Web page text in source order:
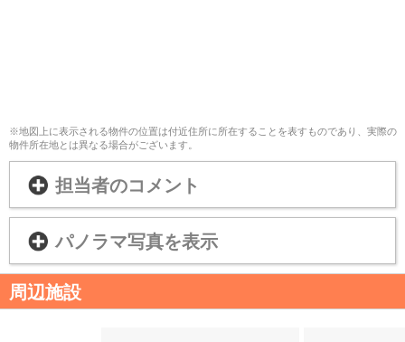
※地図上に表示される物件の位置は付近住所に所在することを表すものであり、実際の
物件所在地とは異なる場合がございます。
担当者のコメント
パノラマ写真を表示
周辺施設